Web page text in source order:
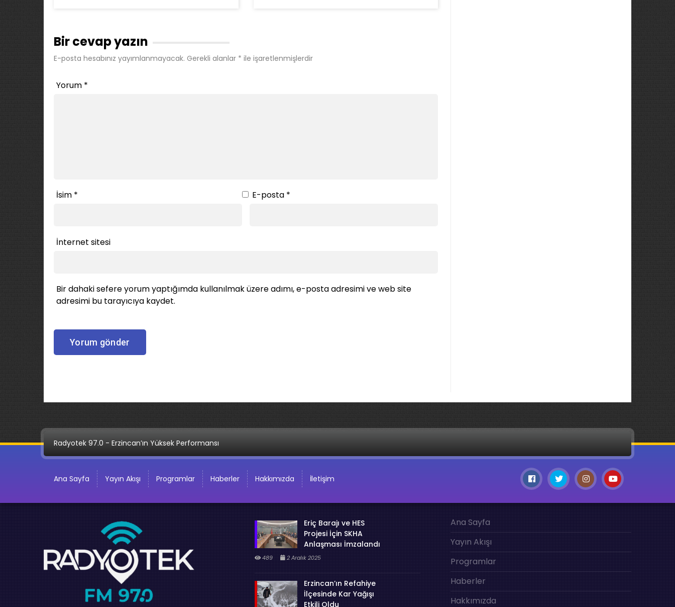
Bir cevap yazın
E-posta hesabınız yayımlanmayacak. Gerekli alanlar * ile işaretlenmişlerdir
Yorum *
İsim * E-posta *
İnternet sitesi
Bir dahaki sefere yorum yaptığımda kullanılmak üzere adımı, e-posta adresimi ve web site
adresimi bu tarayıcıya kaydet.
Radyotek 97.0 - Erzincan’ın Yüksek Performansı
Ana Sayfa Yayın Akışı Programlar Haberler Hakkımızda İletişim
Eriç Barajı ve HES
Projesi İçin SKHA
Anlaşması İmzalandı
489 2 Aralık 2025
Erzincan’ın Refahiye
İlçesinde Kar Yağışı
Etkili Oldu
Ana Sayfa
Yayın Akışı
Programlar
Haberler
Hakkımızda